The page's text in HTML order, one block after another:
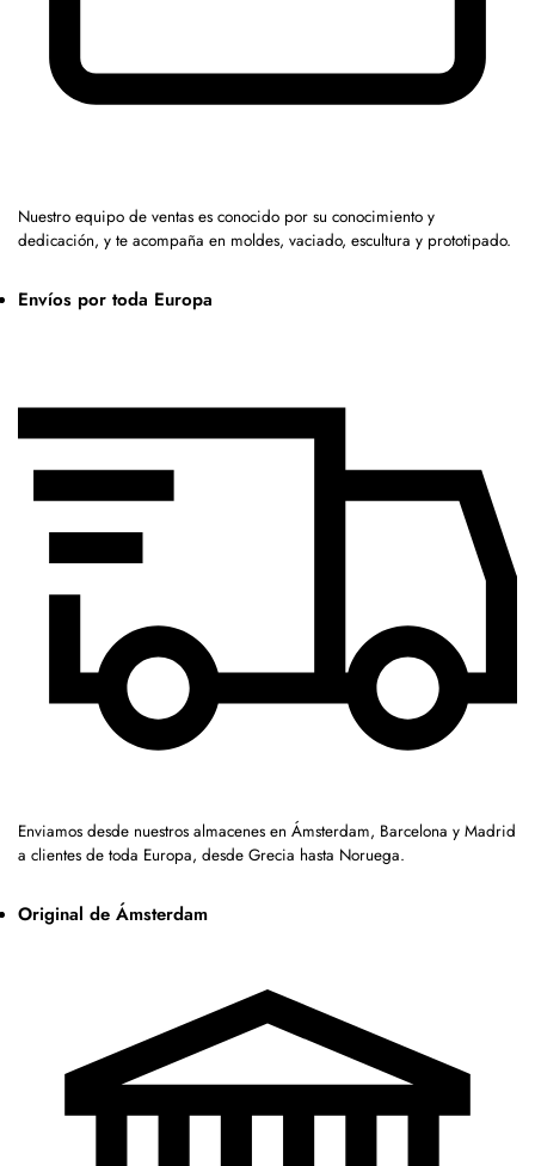
Nuestro equipo de ventas es conocido por su conocimiento y
dedicación, y te acompaña en moldes, vaciado, escultura y prototipado.
Envíos por toda Europa
Enviamos desde nuestros almacenes en Ámsterdam, Barcelona y Madrid
a clientes de toda Europa, desde Grecia hasta Noruega.
Original de Ámsterdam